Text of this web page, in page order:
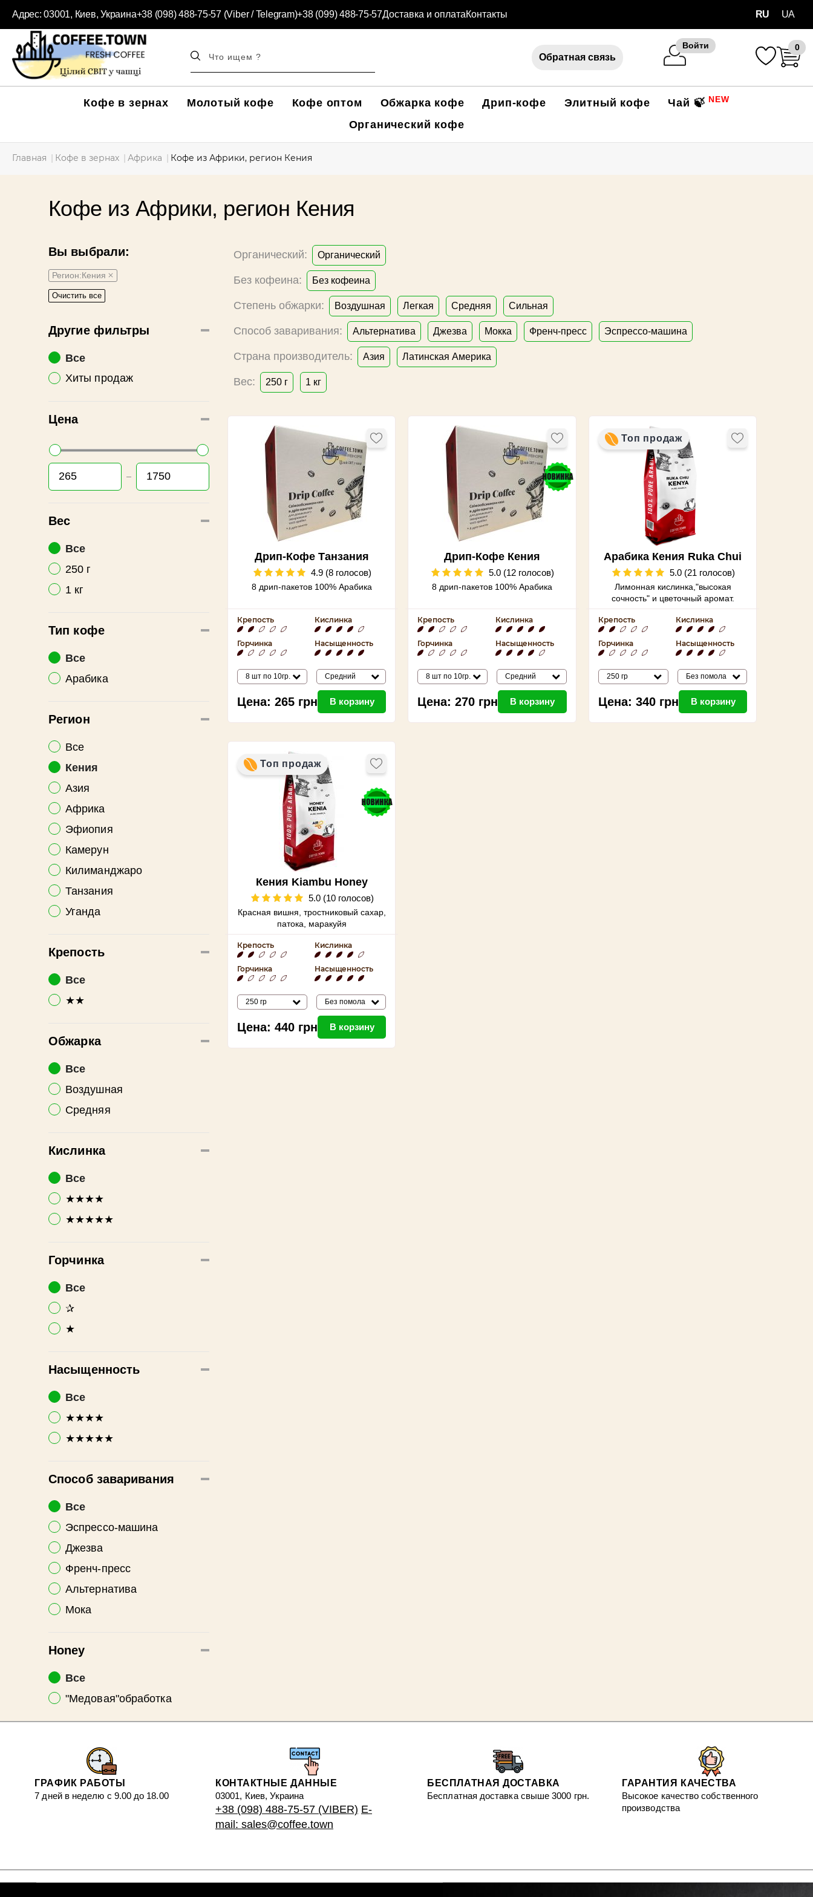
Адрес: 03001, Киев, Украина+38 (098) 488-75-57 (Viber / Telegram)+38 (099) 488-75-57Доставка и оплатаКонтакты RU UA
Обратная связь
Войти 0
Кофе в зернах Молотый кофе Кофе оптом Обжарка кофе Дрип-кофе Элитный кофе Чай 🍃 NEW
Органический кофе
Главная Кофе в зернах Африка Кофе из Африки, регион Кения
Кофе из Африки, регион Кения
Вы выбрали:
Регион:Кения
Очистить все
Другие фильтры
Все
Хиты продаж
Цена
Вес
Все
250 г
1 кг
Тип кофе
Все
Арабика
Регион
Все
Кения
Азия
Африка
Эфиопия
Камерун
Килиманджаро
Танзания
Уганда
Крепость
Все
★★
Обжарка
Все
Воздушная
Средняя
Кислинка
Все
★★★★
★★★★★
Горчинка
Все
✰
★
Насыщенность
Все
★★★★
★★★★★
Способ заваривания
Все
Эспрессо-машина
Джезва
Френч-пресс
Альтернатива
Мока
Honey
Все
"Медовая"обработка
Органический: Органический
Без кофеина: Без кофеина
Степень обжарки: Воздушная Легкая Средняя Сильная
Способ заваривания: Альтернатива Джезва Мокка Френч-пресс Эспрессо-машина
Страна производитель: Азия Латинская Америка
Вес: 250 г 1 кг
Дрип-Кофе Танзания
Килиманджаро Органик
4.9 (8 голосов)
8 дрип-пакетов 100% Арабика
Крепость Кислинка
Горчинка Насыщенность
8 шт по 10гр. Средний
Цена: 265 грн В корзину
Дрип-Кофе Кения
5.0 (12 голосов)
8 дрип-пакетов 100% Арабика
Крепость Кислинка
Горчинка Насыщенность
8 шт по 10гр. Средний
Цена: 270 грн В корзину
Топ продаж
Арабика Кения Ruka Chui
5.0 (21 голосов)
Лимонная кислинка,"высокая
сочность" и цветочный аромат.
Крепость Кислинка
Горчинка Насыщенность
250 гр Без помола
Цена: 340 грн В корзину
Топ продаж
Кения Kiambu Honey
5.0 (10 голосов)
Красная вишня, тростниковый сахар,
патока, маракуйя
Крепость Кислинка
Горчинка Насыщенность
250 гр Без помола
Цена: 440 грн В корзину
ГРАФИК РАБОТЫ
7 дней в неделю с 9.00 до 18.00
КОНТАКТНЫЕ ДАННЫЕ
03001, Киев, Украина
+38 (098) 488-75-57 (VIBER) E-
mail: sales@coffee.town
БЕСПЛАТНАЯ ДОСТАВКА
Бесплатная доставка свыше 3000 грн.
ГАРАНТИЯ КАЧЕСТВА
Высокое качество собственного
производства